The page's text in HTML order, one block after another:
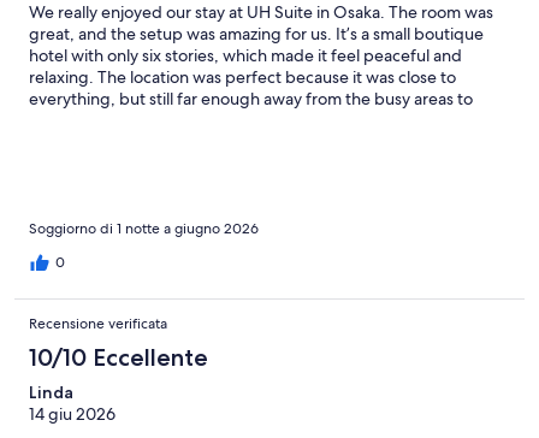
We really enjoyed our stay at UH Suite in Osaka. The room was
great, and the setup was amazing for us. It’s a small boutique
hotel with only six stories, which made it feel peaceful and
relaxing. The location was perfect because it was close to
everything, but still far enough away from the busy areas to
Soggiorno di 1 notte a giugno 2026
0
Recensione verificata
10/10 Eccellente
Linda
14 giu 2026